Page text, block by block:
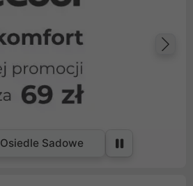
Osiedle Sadowe